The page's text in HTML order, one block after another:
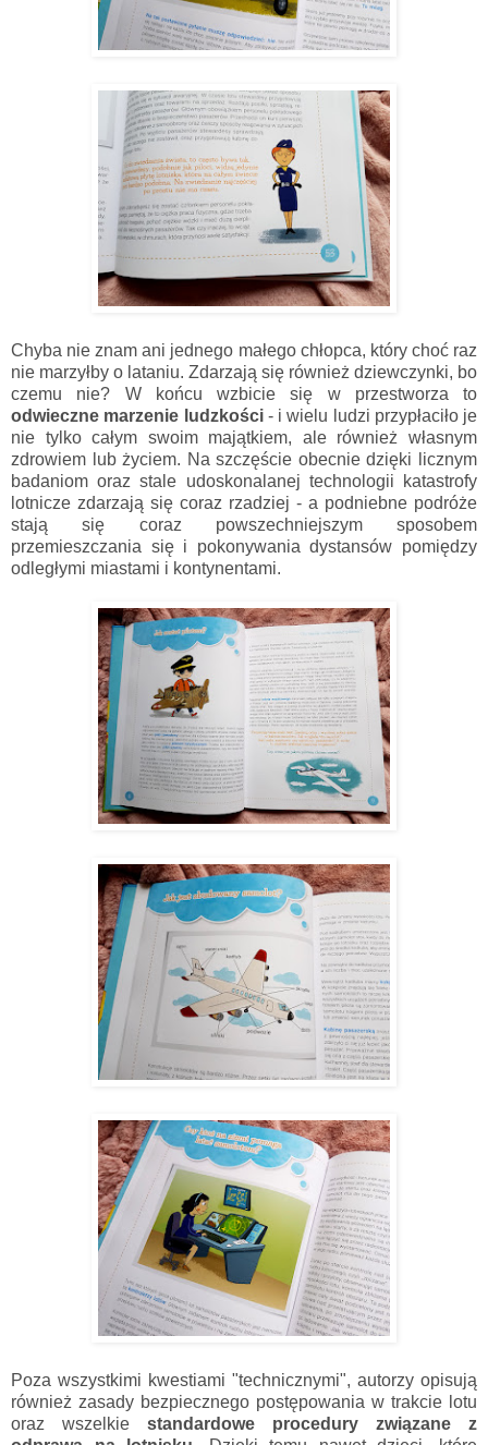
Chyba nie znam ani jednego małego chłopca, który choć raz
nie marzyłby o lataniu. Zdarzają się również dziewczynki, bo
czemu nie? W końcu wzbicie się w przestworza to
odwieczne marzenie ludzkości- i wielu ludzi przypłaciło je
nie tylko całym swoim majątkiem, ale również własnym
zdrowiem lub życiem. Na szczęście obecnie dzięki licznym
badaniom oraz stale udoskonalanej technologii katastrofy
lotnicze zdarzają się coraz rzadziej - a podniebne podróże
stają się coraz powszechniejszym sposobem
przemieszczania się i pokonywania dystansów pomiędzy
odległymi miastami i kontynentami.
Poza wszystkimi kwestiami "technicznymi", autorzy opisują
również zasady bezpiecznego postępowania w trakcie lotu
oraz wszelkie standardowe procedury związane z